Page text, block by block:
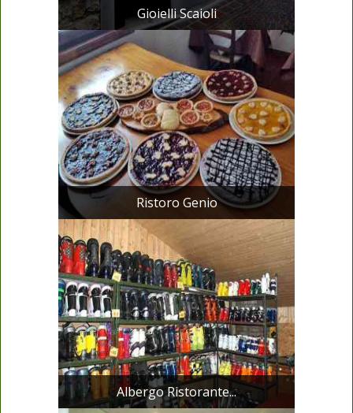
Gioielli Scaioli
Ristoro Genio
Albergo Ristorante...